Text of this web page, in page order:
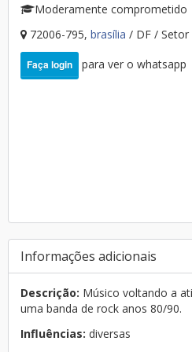
Moderamente comprometido
72006-795, brasília / DF / Setor
Faça login para ver o whatsapp
Informações adicionais
Descrição: Músico voltando a
uma banda de rock anos 80/90.
Influências: diversas